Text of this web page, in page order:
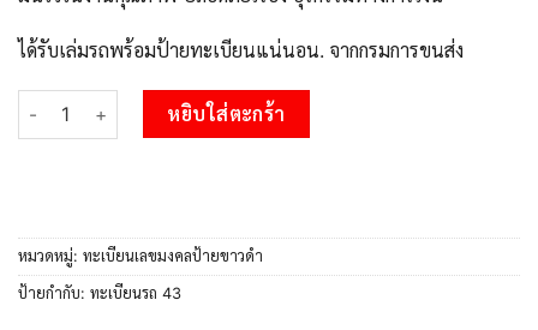
ได้รับเล่มรถพร้อมป้ายทะเบียนแน่นอน. จากกรมการขนส่ง
จำนวน 12 . okdee ผลรวมดี 19 ป้ายทะเบียนรถ 5กก 43 จากกรมขนส่
หยิบใส่ตะกร้า
หมวดหมู่: ทะเบียนเลขมงคลป้ายขาวดำ
ป้ายกำกับ: ทะเบียนรถ 43